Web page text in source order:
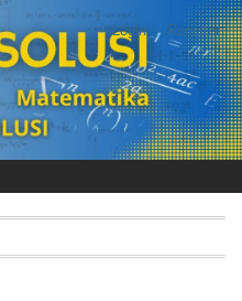
Login Register